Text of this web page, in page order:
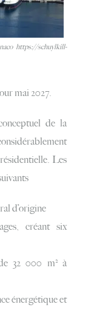
https://schuylkill-
mai 2027.
de la
Les
d’origine
créant six
32 000 m² à
énergétique et